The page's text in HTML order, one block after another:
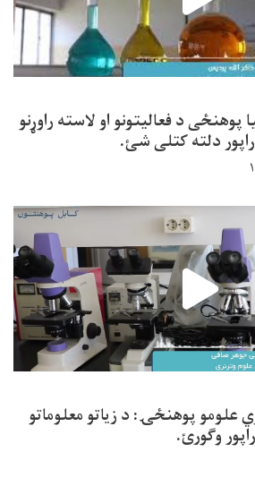
د فعالیتونو او لاسته راوړنو
دلته کتلی شئ.
علومو پوهنځۍ: د زیاتو معلوماتو
وګورئ.